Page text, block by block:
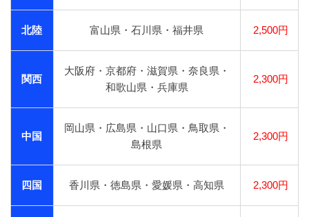
北陸 富山県・石川県・福井県 2,500円
関西
大阪府・京都府・滋賀県・奈良県・
和歌山県・兵庫県
2,300円
中国
岡山県・広島県・山口県・鳥取県・
島根県
2,300円
四国 香川県・徳島県・愛媛県・高知県 2,300円